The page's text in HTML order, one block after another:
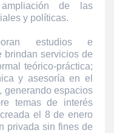
de las
y políticas.
estudios e
brindan servicios de
teórico-práctica;
y asesoría en el
generando espacios
temas de interés
el 8 de enero
privada sin fines de